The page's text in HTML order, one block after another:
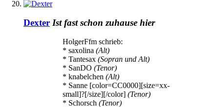
Dexter Ist fast schon zuhause hier
HolgerFfm schrieb:
* saxolina (Alt)
* Tantesax (Sopran und Alt)
* SanDO (Tenor)
* knabelchen (Alt)
* Sanne [color=CC0000][size=xx-
small]?[/size][/color] (Tenor)
* Schorsch (Tenor)